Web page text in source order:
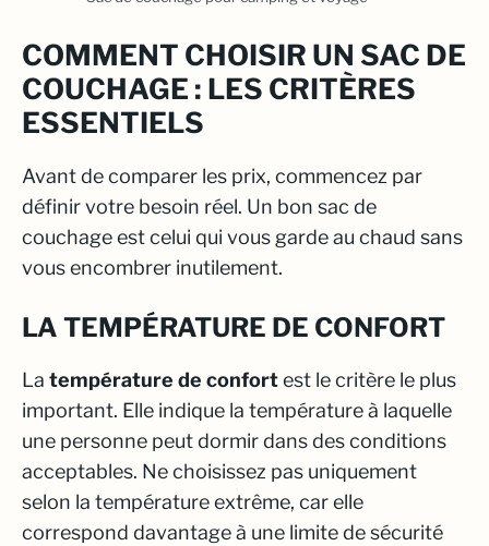
COMMENT CHOISIR UN SAC DE
COUCHAGE : LES CRITÈRES
ESSENTIELS
Avant de comparer les prix, commencez par
définir votre besoin réel. Un bon sac de
couchage est celui qui vous garde au chaud sans
vous encombrer inutilement.
LA TEMPÉRATURE DE CONFORT
La température de confortest le critère le plus
important. Elle indique la température à laquelle
une personne peut dormir dans des conditions
acceptables. Ne choisissez pas uniquement
selon la température extrême, car elle
correspond davantage à une limite de sécurité